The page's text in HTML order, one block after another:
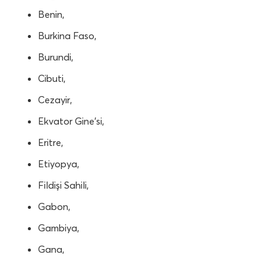
Benin,
Burkina Faso,
Burundi,
Cibuti,
Cezayir,
Ekvator Gine’si,
Eritre,
Etiyopya,
Fildişi Sahili,
Gabon,
Gambiya,
Gana,